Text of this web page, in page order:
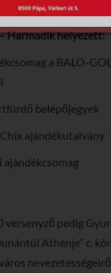
Harmadik helyezett:
a BALO-
belépőjegyek
ajándékutalvány
ajándékcsomag
versenyző pedig
Athénje” c.